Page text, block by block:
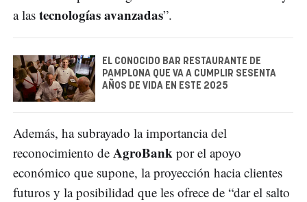
a las tecnologías avanzadas”.
EL CONOCIDO BAR RESTAURANTE DE
PAMPLONA QUE VA A CUMPLIR SESENTA
AÑOS DE VIDA EN ESTE 2025
Además, ha subrayado la importancia del
reconocimiento de AgroBank por el apoyo
económico que supone, la proyección hacia clientes
futuros y la posibilidad que les ofrece de “dar el salto